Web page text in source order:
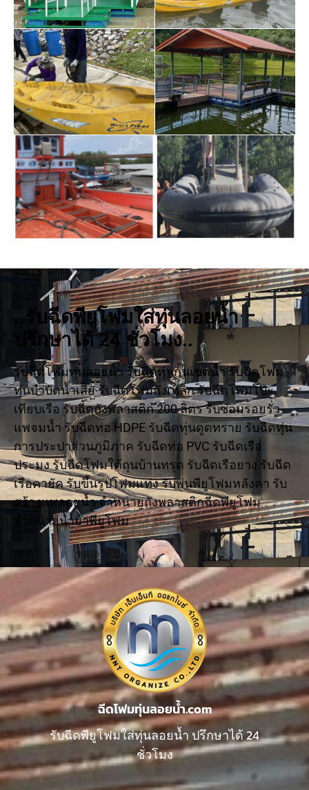
..รับฉีดพียูโฟมใส่ทุ่นลอยน้ำ
ปรึกษาได้ 24 ชั่วโมง..
รับฉีดโฟมทุ่นลอยน้ำ รับฉีดทุ่นกั้นเขตน้ำ รับฉีดโฟม
ทุ่นบำบัดน้ำเสีย รับฉีดโฟมถังเหล็ก รับฉีดโฟมโป๊ะ
เทียบเรือ รับฉีดถังพลาสติก 200 ลิตร รับซ่อมรอยรั่ว
แพจมน้ำ รับฉีดท่อ HDPE รับฉีดทุ่นดูดทราย รับฉีดทุ่น
การประปาส่วนภูมิภาค รับฉีดท่อ PVC รับฉีดเรือ
ประมง รับฉีดโฟมใต้ถุนบ้านทรุด รับฉีดเรือยาง รับฉีด
เรือคายัค รับขึ้นรูปโฟมแท่ง รับพ่นพียูโฟมหลังคา รับ
สร้างแพลอยน้ำ จำหน่ายถังพลาสติกฉีดพียูโฟม
จำหน่ายน้ำยาพียูโฟม
ฉีดโฟมทุ่นลอยน้ำ.com
รับฉีดพียูโฟมใส่ทุ่นลอยน้ำ ปรึกษาได้ 24
ชั่วโมง